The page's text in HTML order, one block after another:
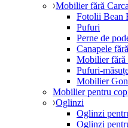
Mobilier fără
Fotolii Bean
Pufuri
Perne de
Canapele
Mobilier fără
Pufuri-
Mobilier
Mobilier pentru
Oglinzi
Oglinzi
Oglinzi